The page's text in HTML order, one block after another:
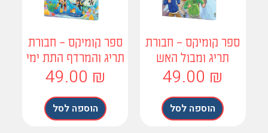
קומיקס – חבורת
תריג ומבול האש
49.00
הוספה לסל
ספר קומיקס – חבורת
תריג והמרדף התת ימי
49.00
הוספה לסל